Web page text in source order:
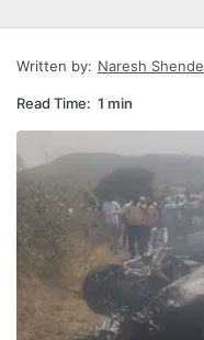
Written by: Naresh Shende
Read Time: 1 min